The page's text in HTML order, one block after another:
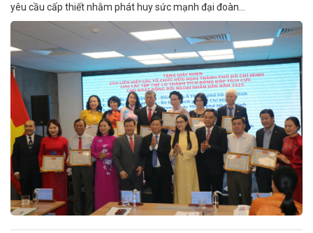
yêu cầu cấp thiết nhằm phát huy sức mạnh đại đoàn...